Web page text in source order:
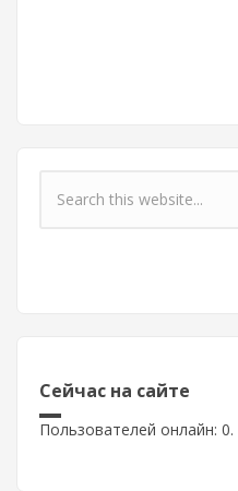
Форма поиска
Сейчас на сайте
Пользователей онлайн: 0.